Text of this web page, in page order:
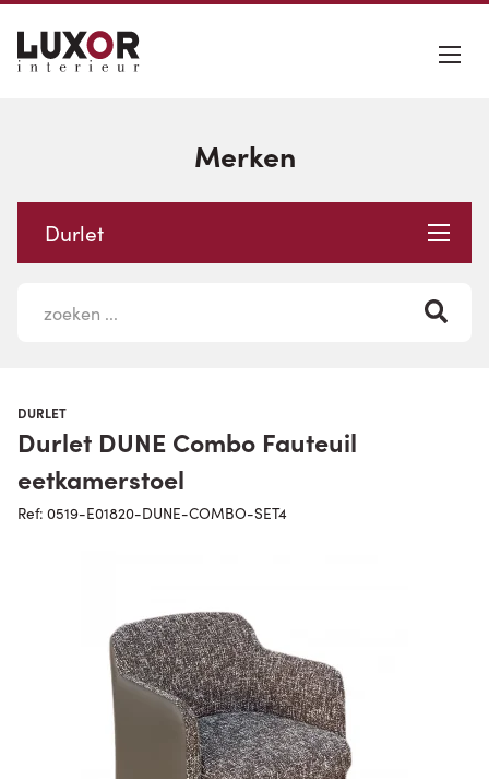
Merken
Durlet
DURLET
Durlet DUNE Combo Fauteuil
eetkamerstoel
Ref: 0519-E01820-DUNE-COMBO-SET4